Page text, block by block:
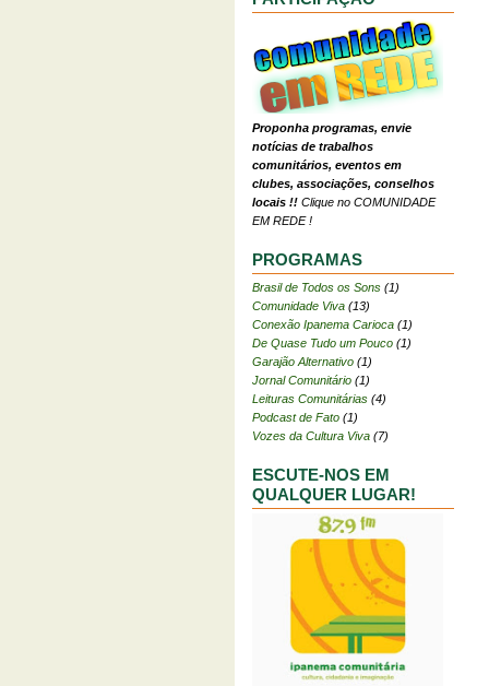
Proponha programas, envie
notícias de trabalhos
comunitários, eventos em
clubes, associações, conselhos
locais !! Clique no COMUNIDADE
EM REDE !
PROGRAMAS
Brasil de Todos os Sons (1)
Comunidade Viva (13)
Conexão Ipanema Carioca (1)
De Quase Tudo um Pouco (1)
Garajão Alternativo (1)
Jornal Comunitário (1)
Leituras Comunitárias (4)
Podcast de Fato (1)
Vozes da Cultura Viva (7)
ESCUTE-NOS EM
QUALQUER LUGAR!